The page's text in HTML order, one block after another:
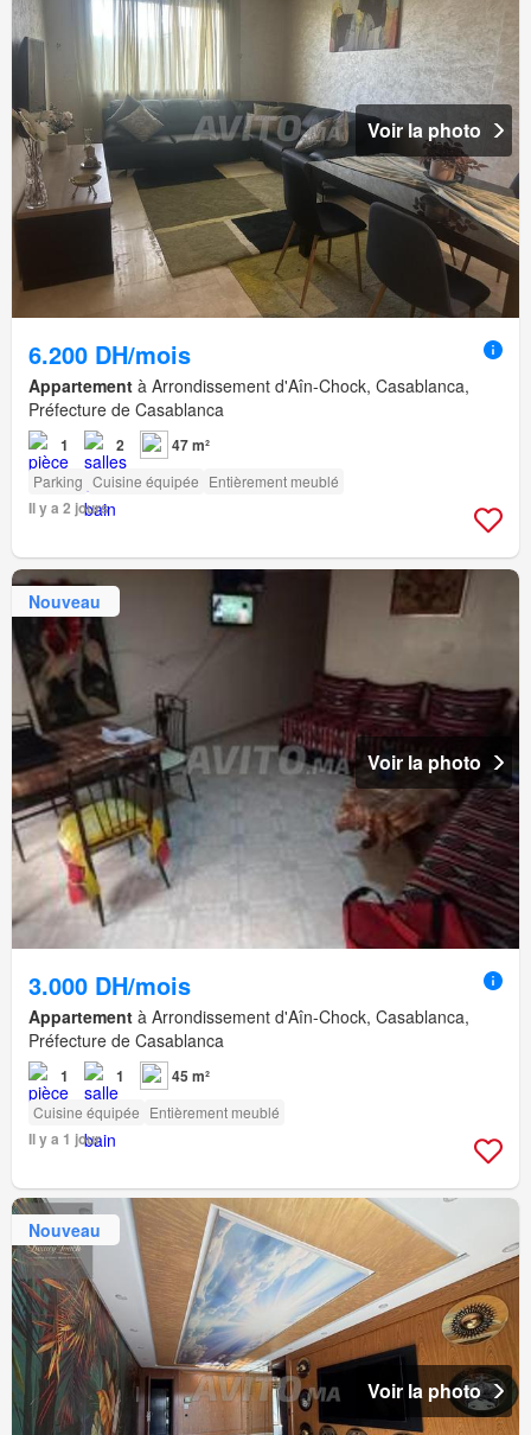
Voir la photo
6.200 DH/mois
Appartement à Arrondissement d'Aîn-Chock, Casablanca,
Préfecture de Casablanca
1 2 47 m²
Parking Cuisine équipée Entièrement meublé
Il y a 2 jours
Nouveau
Voir la photo
3.000 DH/mois
Appartement à Arrondissement d'Aîn-Chock, Casablanca,
Préfecture de Casablanca
1 1 45 m²
Cuisine équipée Entièrement meublé
Il y a 1 jour
Nouveau
Voir la photo